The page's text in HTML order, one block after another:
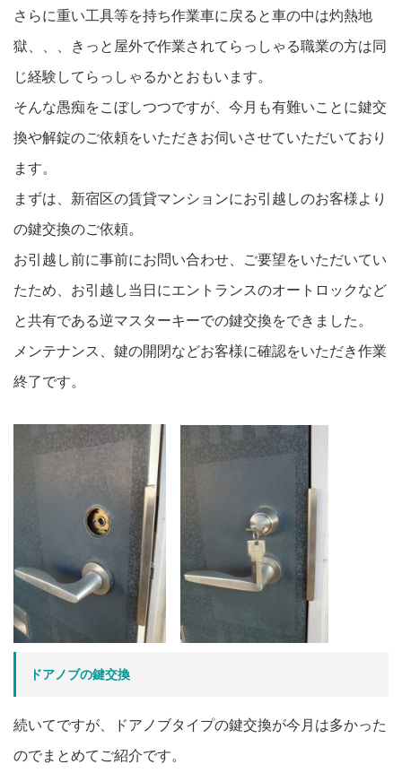
さらに重い工具等を持ち作業車に戻ると車の中は灼熱地
獄、、、きっと屋外で作業されてらっしゃる職業の方は同
じ経験してらっしゃるかとおもいます。
そんな愚痴をこぼしつつですが、今月も有難いことに鍵交
換や解錠のご依頼をいただきお伺いさせていただいており
ます。
まずは、新宿区の賃貸マンションにお引越しのお客様より
の鍵交換のご依頼。
お引越し前に事前にお問い合わせ、ご要望をいただいてい
たため、お引越し当日にエントランスのオートロックなど
と共有である逆マスターキーでの鍵交換をできました。
メンテナンス、鍵の開閉などお客様に確認をいただき作業
終了です。
ドアノブの鍵交換
続いてですが、ドアノブタイプの鍵交換が今月は多かった
のでまとめてご紹介です。